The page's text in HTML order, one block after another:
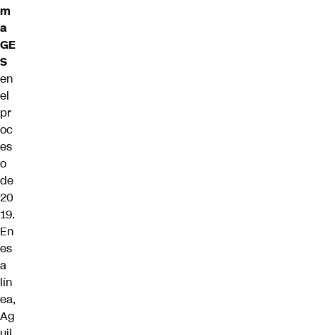
m
a
GE
S
en
el
pr
oc
es
o
de
20
19.
En
es
a
lín
ea,
Ag